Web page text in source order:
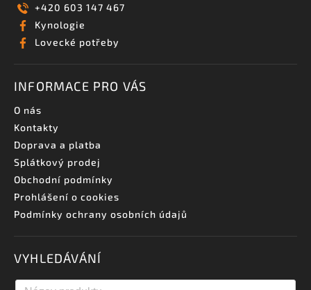
+420 603 147 467
Kynologie
Lovecké potřeby
INFORMACE PRO VÁS
O nás
Kontakty
Doprava a platba
Splátkový prodej
Obchodní podmínky
Prohlášení o cookies
Podmínky ochrany osobních údajů
VYHLEDÁVÁNÍ